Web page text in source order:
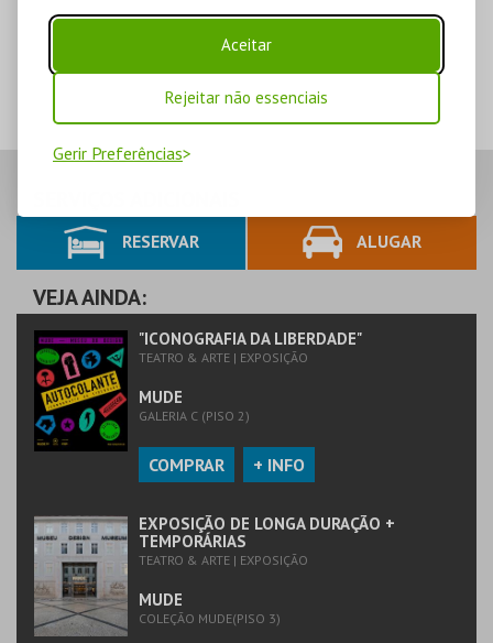
Aceitar
Rejeitar não essenciais
Gerir Preferências
RESERVAR ALUGAR
VEJA AINDA:
"ICONOGRAFIA DA LIBERDADE"
TEATRO & ARTE | EXPOSIÇÃO
MUDE
GALERIA C (PISO 2)
COMPRAR + INFO
EXPOSIÇÃO DE LONGA DURAÇÃO +
TEMPORÁRIAS
TEATRO & ARTE | EXPOSIÇÃO
MUDE
COLEÇÃO MUDE(PISO 3)